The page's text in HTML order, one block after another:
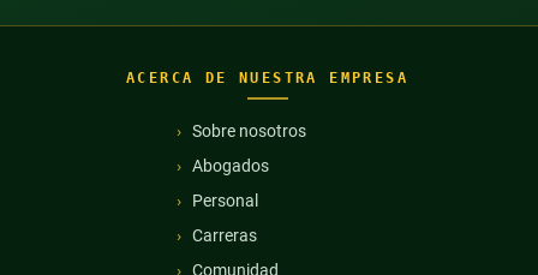
ACERCA DE NUESTRA EMPRESA
Sobre nosotros
Abogados
Personal
Carreras
Comunidad